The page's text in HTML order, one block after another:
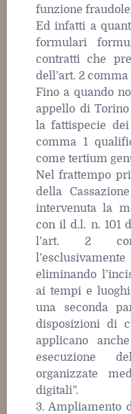
funzione
Ed infatti a
formulari
contratti che
dell’art. 2 comma
Fino a quando
appello di
la fattispecie
comma 1
come tertium
Nel frattempo
della
intervenuta la
con il d.l. n. 101
l’art. 2
eliminando
ai tempi e
una seconda
disposizioni di
applicano
esecuzione
organizzate
digitali”.
3. Ampliamento